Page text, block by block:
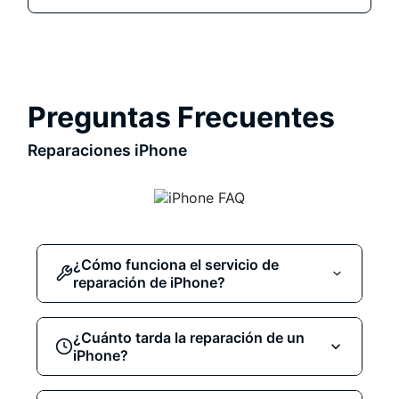
Preguntas Frecuentes
Reparaciones iPhone
¿Cómo funciona el servicio de
reparación de iPhone?
Selecciona la reparación que necesitas
(pantalla, batería, cámara, conector, etc.).
Puedesreservar online, venir
¿Cuánto tarda la reparación de un
iPhone?